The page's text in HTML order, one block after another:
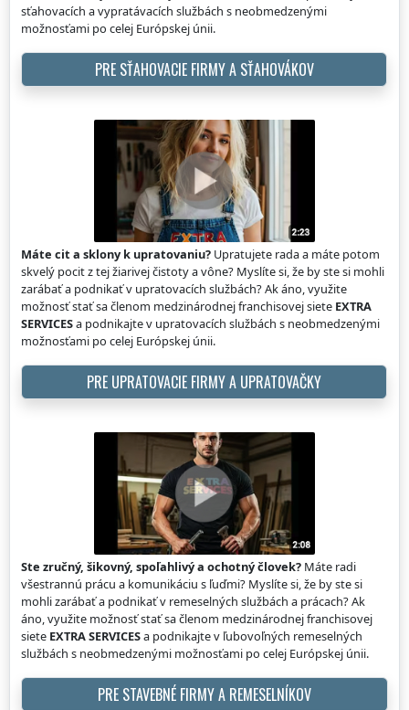
sťahovacích a vypratávacích službách s neobmedzenými
možnosťami po celej Európskej únii.
PRE SŤAHOVACIE FIRMY A SŤAHOVÁKOV
Máte cit a sklony k upratovaniu? Upratujete rada a máte potom
skvelý pocit z tej žiarivej čistoty a vône? Myslíte si, že by ste si mohli
zarábať a podnikať v upratovacích službách? Ak áno, využite
možnosť stať sa členom medzinárodnej franchisovej siete EXTRA
SERVICESa podnikajte v upratovacích službách s neobmedzenými
možnosťami po celej Európskej únii.
PRE UPRATOVACIE FIRMY A UPRATOVAČKY
Ste zručný, šikovný, spoľahlivý a ochotný človek? Máte radi
všestrannú prácu a komunikáciu s ľuďmi? Myslíte si, že by ste si
mohli zarábať a podnikať v remeselných službách a prácach? Ak
áno, využite možnosť stať sa členom medzinárodnej franchisovej
siete EXTRA SERVICESa podnikajte v ľubovoľných remeselných
službách s neobmedzenými možnosťami po celej Európskej únii.
PRE STAVEBNÉ FIRMY A REMESELNÍKOV